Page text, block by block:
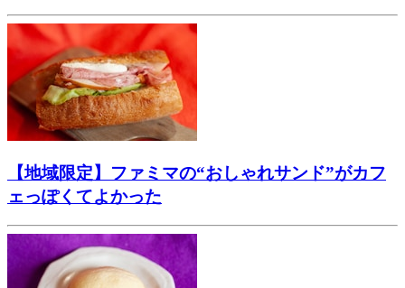
【地域限定】ファミマの“おしゃれサンド”がカフ
ェっぽくてよかった